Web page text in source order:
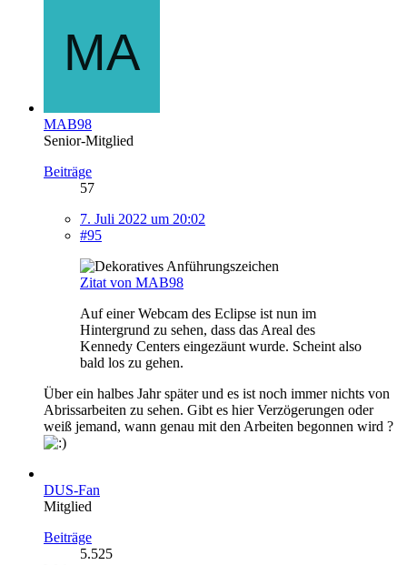
MAB98
Senior-Mitglied
Beiträge
57
7. Juli 2022 um 20:02
#95
Zitat von MAB98
Auf einer Webcam des Eclipse ist nun im
Hintergrund zu sehen, dass das Areal des
Kennedy Centers eingezäunt wurde. Scheint also
bald los zu gehen.
Über ein halbes Jahr später und es ist noch immer nichts von
Abrissarbeiten zu sehen. Gibt es hier Verzögerungen oder
weiß jemand, wann genau mit den Arbeiten begonnen wird ?
DUS-Fan
Mitglied
Beiträge
5.525